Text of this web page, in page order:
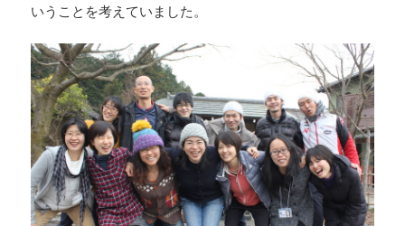
いうことを考えていました。